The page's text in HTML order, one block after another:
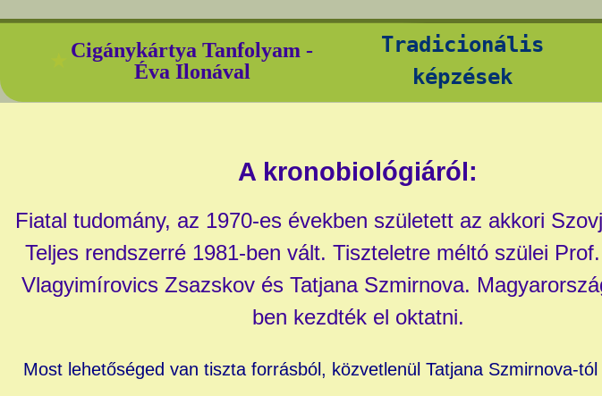
Cigánykártya Tanfolyamㅤㅤㅤㅤㅤㅤㅤㅤㅤㅤㅤㅤㅤㅤㅤ‎ -
Éva Ilonával
Tradicionális
képzések
A kronobiológiáról:
Fiatal tudomány, az 1970-es években született az akkori
Teljes rendszerré 1981-ben vált. Tiszteletre méltó szülei
Vlagyimírovics Zsazskov és Tatjana Szmirnova.
ben kezdték el oktatni.
Most lehetőséged van tiszta forrásból, közvetlenül Tatjana Szmirnova-